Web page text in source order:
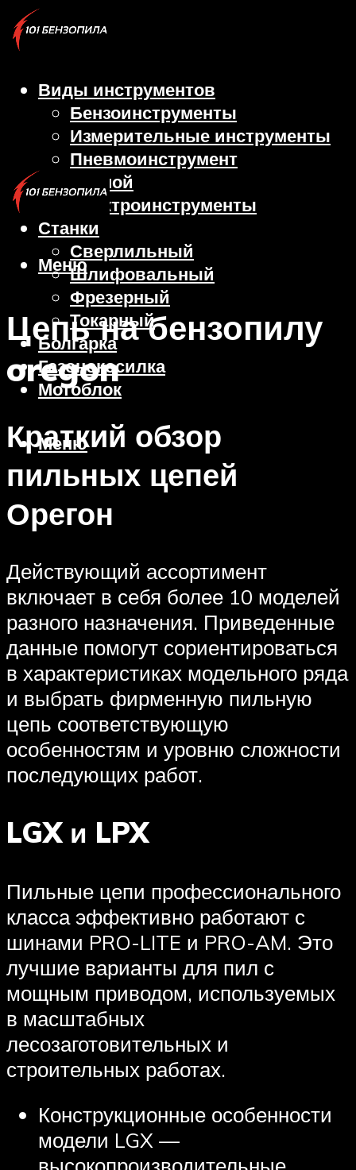
Виды инструментов
Бензоинструменты
Измерительные инструменты
Пневмоинструмент
Ручной
Электроинструменты
Станки
Сверлильный
Шлифовальный
Фрезерный
Токарный
Болгарка
Газонокосилка
Мотоблок
Меню
Меню
Цепь на бензопилу
oregon
Краткий обзор
пильных цепей
Орегон
Действующий ассортимент
включает в себя более 10 моделей
разного назначения. Приведенные
данные помогут сориентироваться
в характеристиках модельного ряда
и выбрать фирменную пильную
цепь соответствующую
особенностям и уровню сложности
последующих работ.
LGX и LPX
Пильные цепи профессионального
класса эффективно работают с
шинами PRO-LITE и PRO-AM. Это
лучшие варианты для пил с
мощным приводом, используемых
в масштабных
лесозаготовительных и
строительных работах.
Конструкционные особенности
модели LGX —